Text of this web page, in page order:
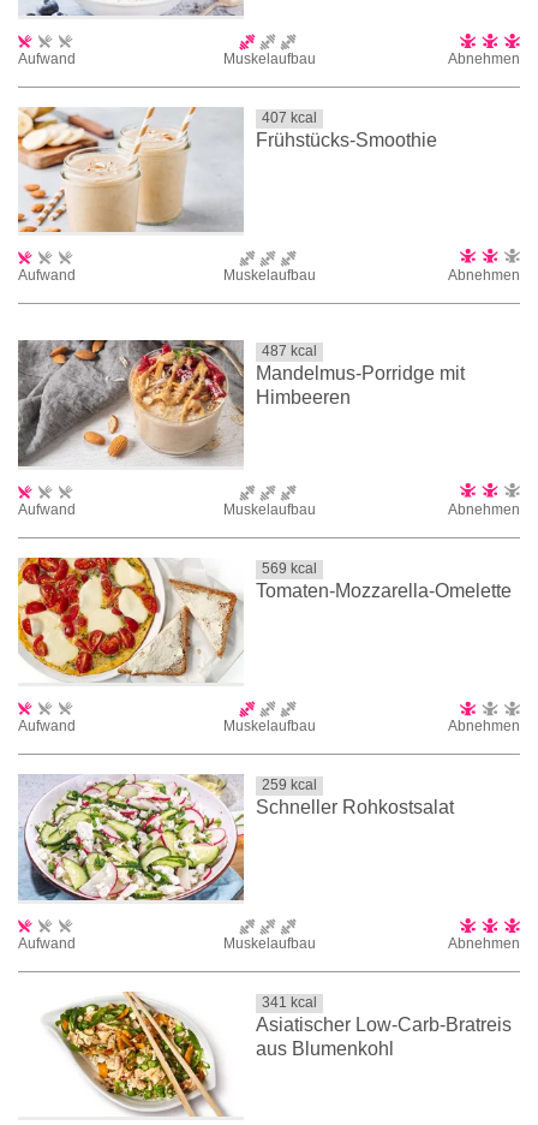
Aufwand Muskelaufbau Abnehmen
407 kcal
Frühstücks-Smoothie
Aufwand Muskelaufbau Abnehmen
487 kcal
Mandelmus-Porridge mit
Himbeeren
Aufwand Muskelaufbau Abnehmen
569 kcal
Tomaten-Mozzarella-Omelette
Aufwand Muskelaufbau Abnehmen
259 kcal
Schneller Rohkostsalat
Aufwand Muskelaufbau Abnehmen
341 kcal
Asiatischer Low-Carb-Bratreis
aus Blumenkohl